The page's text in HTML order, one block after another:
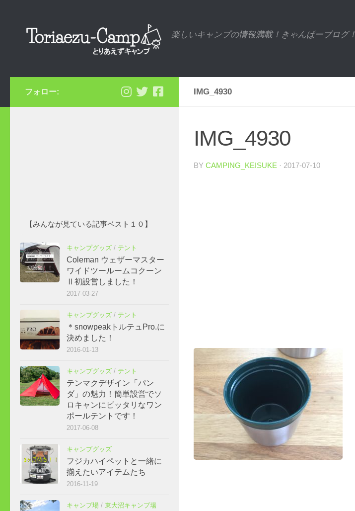
楽しいキャンプの情報満載！きゃんぱーブログ！
IMG_4930
IMG_4930
BY CAMPING_KEISUKE · 2017-07-10
フォロー:
【みんなが見ている記事ベスト１０】
キャンプグッズ / テント
Coleman ウェザーマスター
ワイドツールームコクーン
Ⅱ初設営しました！
2017-03-27
キャンプグッズ / テント
＊snowpeakトルテュPro.に
決めました！
2016-01-13
キャンプグッズ / テント
テンマクデザイン「パン
ダ」の魅力！簡単設営でソ
ロキャンにピッタリなワン
ポールテントです！
2017-06-08
キャンプグッズ
フジカハイペットと一緒に
揃えたいアイテムたち
2016-11-19
キャンプ場 / 東大沼キャンプ場